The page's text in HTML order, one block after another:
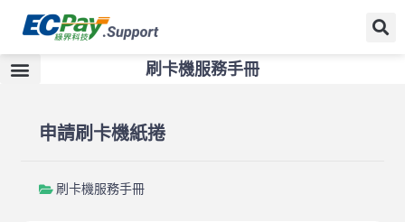
刷卡機服務手冊
申請刷卡機紙捲
刷卡機服務手冊